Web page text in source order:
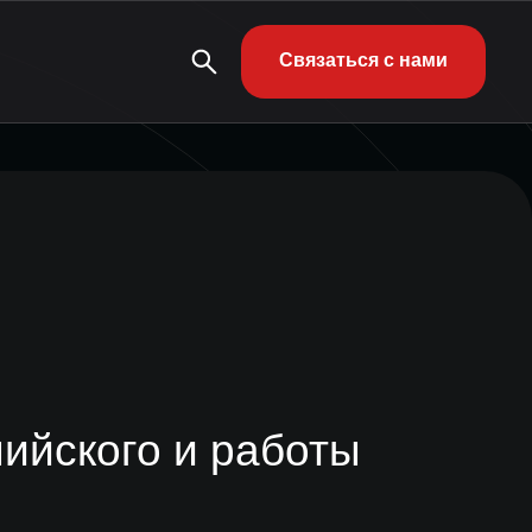
Связаться с нами
и работы